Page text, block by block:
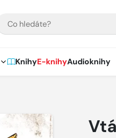
KnihyE-knihyAudioknihy